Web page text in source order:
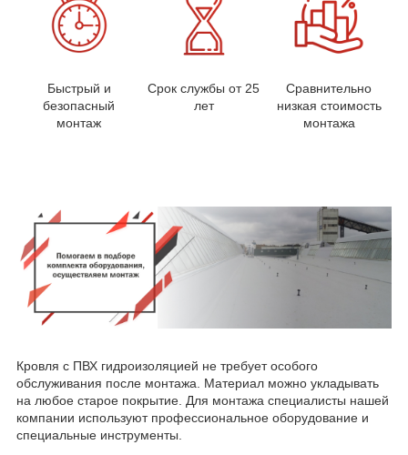
Быстрый и
безопасный
монтаж
Срок службы от 25
лет
Сравнительно
низкая стоимость
монтажа
Кровля с ПВХ гидроизоляцией не требует особого
обслуживания после монтажа. Материал можно укладывать
на любое старое покрытие. Для монтажа специалисты нашей
компании используют профессиональное оборудование и
специальные инструменты.